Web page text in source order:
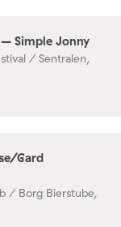
Simple Jonny
/ Sentralen,
Gard
/ Borg Bierstube,